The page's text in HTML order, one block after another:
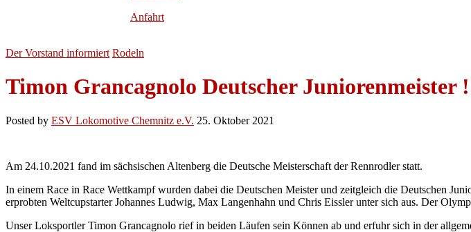
Anfahrt
Der Vorstand informiert Rodeln
Timon Grancagnolo Deutscher Juniorenmeister !
Posted by ESV Lokomotive Chemnitz e.V. 25. Oktober 2021
Am 24.10.2021 fand im sächsischen Altenberg die Deutsche Meisterschaft der Rennrodler statt.
In einem Race in Race Wettkampf wurden dabei die Deutschen Meister und zeitgleich die Deutschen
erprobten Weltcupstarter Johannes Ludwig, Max Langenhahn und Chris Eissler unter sich aus. Der
Unser Loksportler Timon Grancagnolo rief in beiden Läufen sein Können ab und erfuhr sich in der